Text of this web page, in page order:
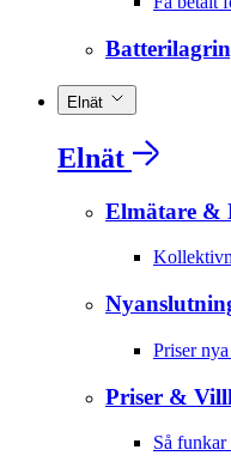
Elnät
Elnät
Elmätare &
Priser
Priser &
Så